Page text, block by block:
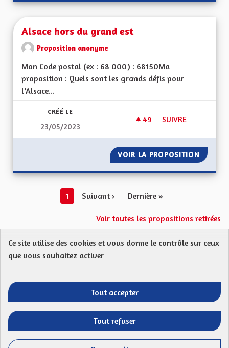
Alsace hors du grand est
Proposition anonyme
Mon Code postal (ex : 68 000) : 68150Ma
proposition : Quels sont les grands défis pour
l’Alsace...
CRÉÉ LE
23/05/2023
49 49 ABONNÉS
SUIVRE
VOIR LA PROPOSITION
1 Suivant › Dernière »
Voir toutes les propositions retirées
Protection des Données
Télécharger les fichiers Open Data
Entre vos mains - Collectivité
Entre vos mains - Collectivité
Entre vos mains - Collectivité
Entre vos mains -
(Lien externe)
Ce site utilise des cookies et vous donne le contrôle sur ceux
que vous souhaitez activer
Tout accepter
Tout refuser